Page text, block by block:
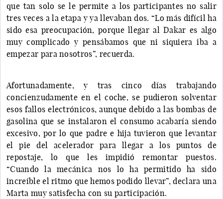
que tan solo se le permite a los participantes no salir
tres veces a la etapa y ya llevaban dos. “Lo más difícil ha
sido esa preocupación, porque llegar al Dakar es algo
muy complicado y pensábamos que ni siquiera iba a
empezar para nosotros”, recuerda.
Afortunadamente, y tras cinco días trabajando
concienzudamente en el coche, se pudieron solventar
esos fallos electrónicos, aunque debido a las bombas de
gasolina que se instalaron el consumo acabaría siendo
excesivo, por lo que padre e hija tuvieron que levantar
el pie del acelerador para llegar a los puntos de
repostaje, lo que les impidió remontar puestos.
“Cuando la mecánica nos lo ha permitido ha sido
increíble el ritmo que hemos podido llevar”, declara una
Marta muy satisfecha con su participación.